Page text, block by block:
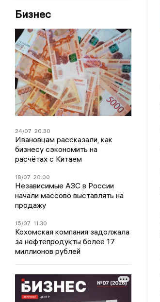
Бизнес
24/07 20:30
Ивановцам рассказали, как
бизнесу сэкономить на
расчётах с Китаем
18/07 20:00
Независимые АЗС в России
начали массово выставлять на
продажу
15/07 11:30
Кохомская компания задолжала
за нефтепродукты более 17
миллионов рублей